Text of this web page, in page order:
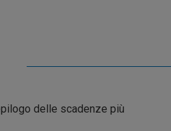
delle scadenze più